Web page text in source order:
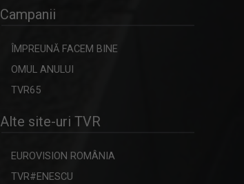
Campanii
ÎMPREUNĂ FACEM BINE
OMUL ANULUI
TVR65
Alte site-uri TVR
EUROVISION ROMÂNIA
TVR#ENESCU